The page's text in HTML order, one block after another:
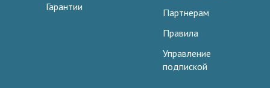
Гарантии
Партнерам
Правила
Управление
подпиской